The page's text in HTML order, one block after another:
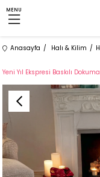
MENU
Anasayfa Halı & Kilim
Yeni Yıl Ekspresi Baskılı